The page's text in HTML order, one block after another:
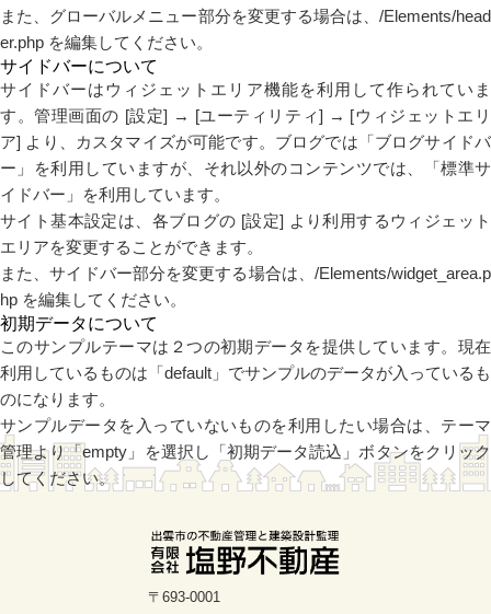
また、グローバルメニュー部分を変更する場合は、/Elements/head
er.php を編集してください。
サイドバーについて
サイドバーはウィジェットエリア機能を利用して作られていま
す。管理画面の [設定] → [ユーティリティ] → [ウィジェットエリ
ア] より、カスタマイズが可能です。ブログでは「ブログサイドバ
ー」を利用していますが、それ以外のコンテンツでは、「標準サ
イドバー」を利用しています。
サイト基本設定は、各ブログの [設定] より利用するウィジェット
エリアを変更することができます。
また、サイドバー部分を変更する場合は、/Elements/widget_area.p
hp を編集してください。
初期データについて
このサンプルテーマは２つの初期データを提供しています。現在
利用しているものは「default」でサンプルのデータが入っているも
のになります。
サンプルデータを入っていないものを利用したい場合は、テーマ
管理より「empty」を選択し「初期データ読込」ボタンをクリック
してください。
〒693-0001